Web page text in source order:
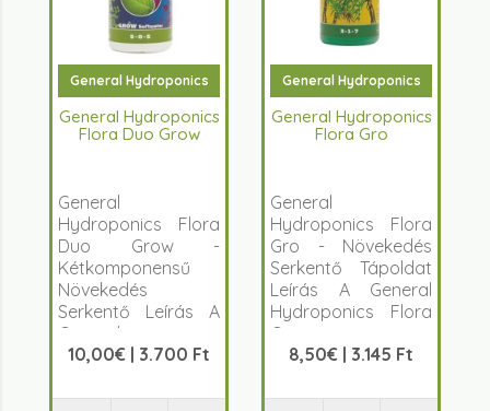
General Hydroponics
General Hydroponics
Flora Duo Grow
General
Hydroponics Flora
Duo Grow -
Kétkomponensű
Növekedés
Serkentő Leírás A
General
Hydroponics Flora
10,00€ | 3.700 Ft
General Hydroponics
General Hydroponics
Flora Gro
General
Hydroponics Flora
Gro - Növekedés
Serkentő Tápoldat
Leírás A General
Hydroponics Flora
Gro egy
kivál&oacut..
8,50€ | 3.145 Ft